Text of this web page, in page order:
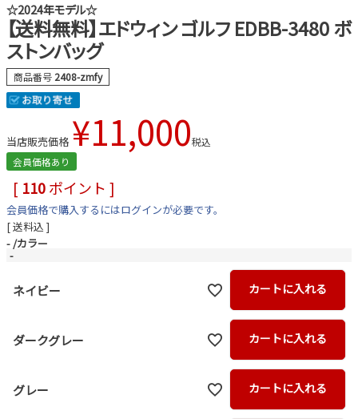
☆2024年モデル☆
【送料無料】エドウィン ゴルフ EDBB-3480 ボ
ストンバッグ
商品番号 2408-zmfy
当店販売価格 ¥11,000税込
会員価格あり
[ 110ポイント ]
会員価格で購入するにはログインが必要です。
送料込
- カラー
-
ネイビー カートに入れる
ダークグレー カートに入れる
グレー カートに入れる